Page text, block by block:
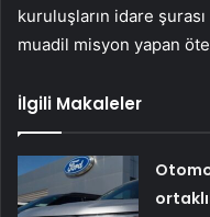
kuruluşların idare
muadil misyon yapan
İlgili Makaleler